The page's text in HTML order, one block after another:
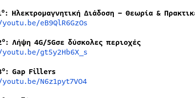
ο: Ηλεκτρομαγνητική Διάδοση – Θεωρία &
eB9QlR6GzOs
ο: Λήψη 4G/5Gσε δύσκολες περιοχές
gt5y2Hb6X_s
ο: Gap Fillers
N6z1pyt7VO4